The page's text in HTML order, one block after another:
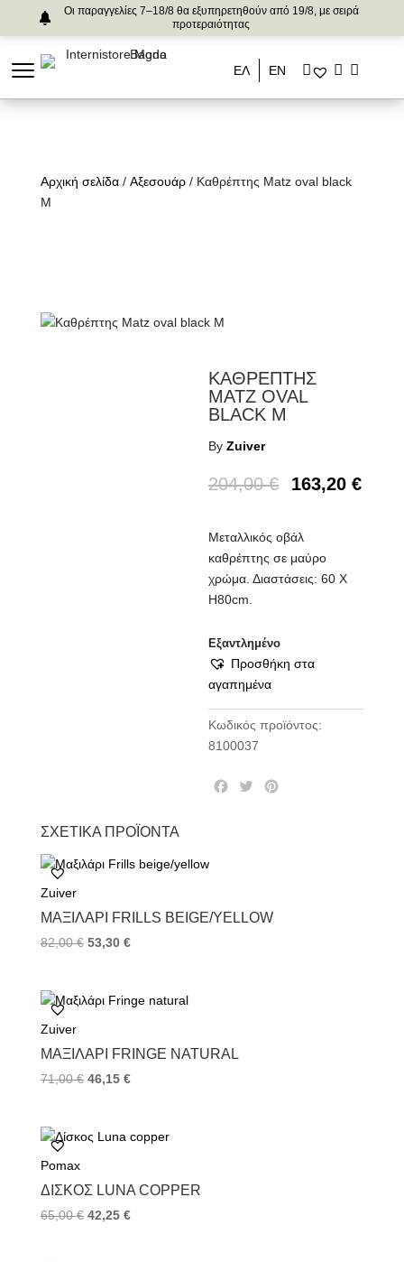
Οι παραγγελίες 7–18/8 θα εξυπηρετηθούν από 19/8, με σειρά
προτεραιότητας
ΕΛ ΕΝ
Αρχική σελίδα/ Αξεσουάρ/ Καθρέπτης Matz oval black
M
ΚΑΘΡΕΠΤΗΣ
MATZ OVAL
BLACK M
ByZuiver
204,00€ 163,20€
Μεταλλικός οβάλ
καθρέπτης σε μαύρο
χρώμα. Διαστάσεις: 60 X
H80cm.
Εξαντλημένο
Προσθήκη στα
αγαπημένα
Κωδικός προϊόντος:
8100037
k
T
ΣΧΕΤΙΚΆ ΠΡΟΪΌΝΤΑ
Zuiver
ΜΑΞΙΛΆΡΙ FRILLS BEIGE/YELLOW
82,00€ 53,30 €
Zuiver
ΜΑΞΙΛΆΡΙ FRINGE NATURAL
71,00€ 46,15 €
Pomax
ΔΊΣΚΟΣ LUNA COPPER
65,00€ 42,25 €